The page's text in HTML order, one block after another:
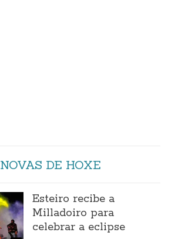
NOVAS DE HOXE
Esteiro recibe a
Milladoiro para
celebrar a eclipse